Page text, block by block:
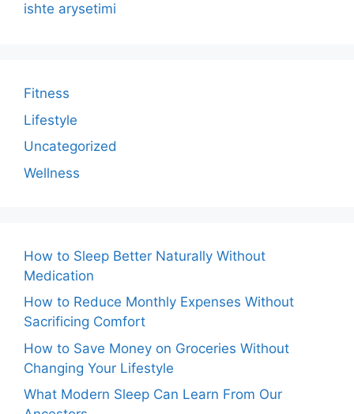
ishte arysetimi
Fitness
Lifestyle
Uncategorized
Wellness
How to Sleep Better Naturally Without
Medication
How to Reduce Monthly Expenses Without
Sacrificing Comfort
How to Save Money on Groceries Without
Changing Your Lifestyle
What Modern Sleep Can Learn From Our